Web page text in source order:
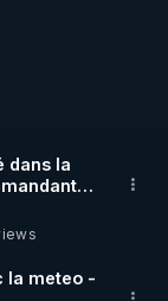
dans la
1997
la meteo -